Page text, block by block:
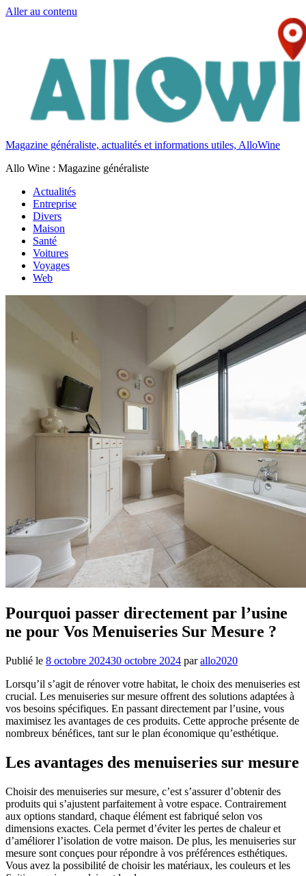
Aller au contenu
Magazine généraliste, actualités et informations utiles, AlloWine
Allo Wine : Magazine généraliste
Actualités
Entreprise
Divers
Maison
Santé
Voitures
Voyages
Web
Pourquoi passer directement par l’usine
ne pour Vos Menuiseries Sur Mesure ?
Publié le 8 octobre 202430 octobre 2024 parallo2020
Lorsqu’il s’agit de rénover votre habitat, le choix des menuiseries est
crucial. Les menuiseries sur mesure offrent des solutions adaptées à
vos besoins spécifiques. En passant directement par l’usine, vous
maximisez les avantages de ces produits. Cette approche présente de
nombreux bénéfices, tant sur le plan économique qu’esthétique.
Les avantages des menuiseries sur mesure
Choisir des menuiseries sur mesure, c’est s’assurer d’obtenir des
produits qui s’ajustent parfaitement à votre espace. Contrairement
aux options standard, chaque élément est fabriqué selon vos
dimensions exactes. Cela permet d’éviter les pertes de chaleur et
d’améliorer l’isolation de votre maison. De plus, les menuiseries sur
mesure sont conçues pour répondre à vos préférences esthétiques.
Vous avez la possibilité de choisir les matériaux, les couleurs et les